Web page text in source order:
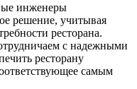
инженеры
решение, учитывая
ресторана.
с надежными
ресторану
самым